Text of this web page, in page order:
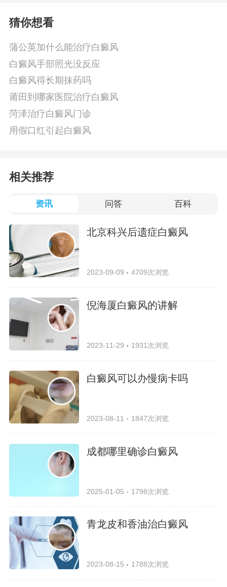
猜你想看
蒲公英加什么能治疗白癜风
白癜风手部照光没反应
白癜风得长期抹药吗
莆田到哪家医院治疗白癜风
菏泽治疗白癜风门诊
用假口红引起白癜风
相关推荐
资讯 问答 百科
北京科兴后遗症白癜风
2023-09-09 4709次浏览
倪海厦白癜风的讲解
2023-11-29 1931次浏览
白癜风可以办慢病卡吗
2023-08-11 1847次浏览
成都哪里确诊白癜风
2025-01-05 1798次浏览
青龙皮和香油治白癜风
2023-08-15 1788次浏览